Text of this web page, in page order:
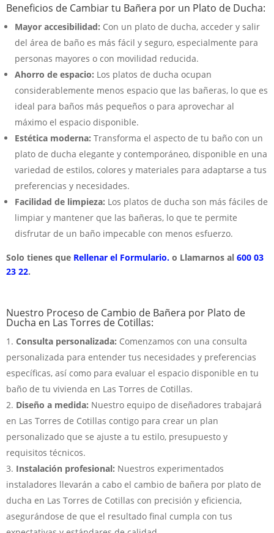
Beneficios de Cambiar tu Bañera por un Plato de Ducha:
Mayor accesibilidad: Con un plato de ducha, acceder y salir
del área de baño es más fácil y seguro, especialmente para
personas mayores o con movilidad reducida.
Ahorro de espacio: Los platos de ducha ocupan
considerablemente menos espacio que las bañeras, lo que es
ideal para baños más pequeños o para aprovechar al
máximo el espacio disponible.
Estética moderna: Transforma el aspecto de tu baño con un
plato de ducha elegante y contemporáneo, disponible en una
variedad de estilos, colores y materiales para adaptarse a tus
preferencias y necesidades.
Facilidad de limpieza: Los platos de ducha son más fáciles de
limpiar y mantener que las bañeras, lo que te permite
disfrutar de un baño impecable con menos esfuerzo.
Solo tienes que Rellenar el Formulario. o Llamarnos al 600 03
23 22.
Nuestro Proceso de Cambio de Bañera por Plato de
Ducha en Las Torres de Cotillas:
Consulta personalizada: Comenzamos con una consulta
personalizada para entender tus necesidades y preferencias
específicas, así como para evaluar el espacio disponible en tu
baño de tu vivienda en Las Torres de Cotillas.
Diseño a medida: Nuestro equipo de diseñadores trabajará
en Las Torres de Cotillas contigo para crear un plan
personalizado que se ajuste a tu estilo, presupuesto y
requisitos técnicos.
Instalación profesional: Nuestros experimentados
instaladores llevarán a cabo el cambio de bañera por plato de
ducha en Las Torres de Cotillas con precisión y eficiencia,
asegurándose de que el resultado final cumpla con tus